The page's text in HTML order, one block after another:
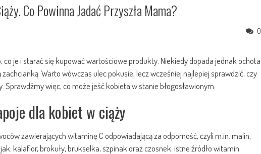
Co Powinna Jadać Przyszła Mama?
0
co je i starać się kupować wartościowe produkty. Niekiedy dopada jednak ochota
Warto wówczas ulec pokusie, lecz wcześniej najlepiej sprawdzić, czy
Sprawdźmy więc, co może jeść kobieta w stanie błogosławionym.
dla kobiet w ciąży
zawierających witaminę C odpowiadającą za odporność, czyli m.in. malin,
kalafior, brokuły, brukselka, szpinak oraz czosnek: istne źródło witamin.